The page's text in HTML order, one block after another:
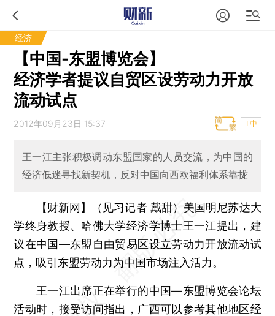
经济
【中国-东盟博览会】
经济学者提议自贸区设劳动力开放
流动试点
2012年09月23日 15:37 T中
王一江主张积极调动东盟国家的人员交流，为中国的
经济低迷寻找新契机，反对中国向西欧福利体系靠拢
【财新网】（见习记者 戴甜） 美国明尼苏达大
学终身教授、哈佛大学经济学博士王一江提出，建
议在中国—东盟自由贸易区设立劳动力开放流动试
点，吸引东盟劳动力为中国市场注入活力。
王一江出席正在举行的中国—东盟博览会论坛
活动时，接受访问指出，广西可以参考其他地区经